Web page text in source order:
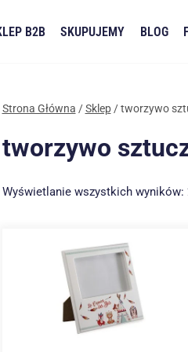
B2B SKUPUJEMY BLOG
Strona Główna / Sklep / tworzywo
tworzywo
Wyświetlanie wszystkich wyników: